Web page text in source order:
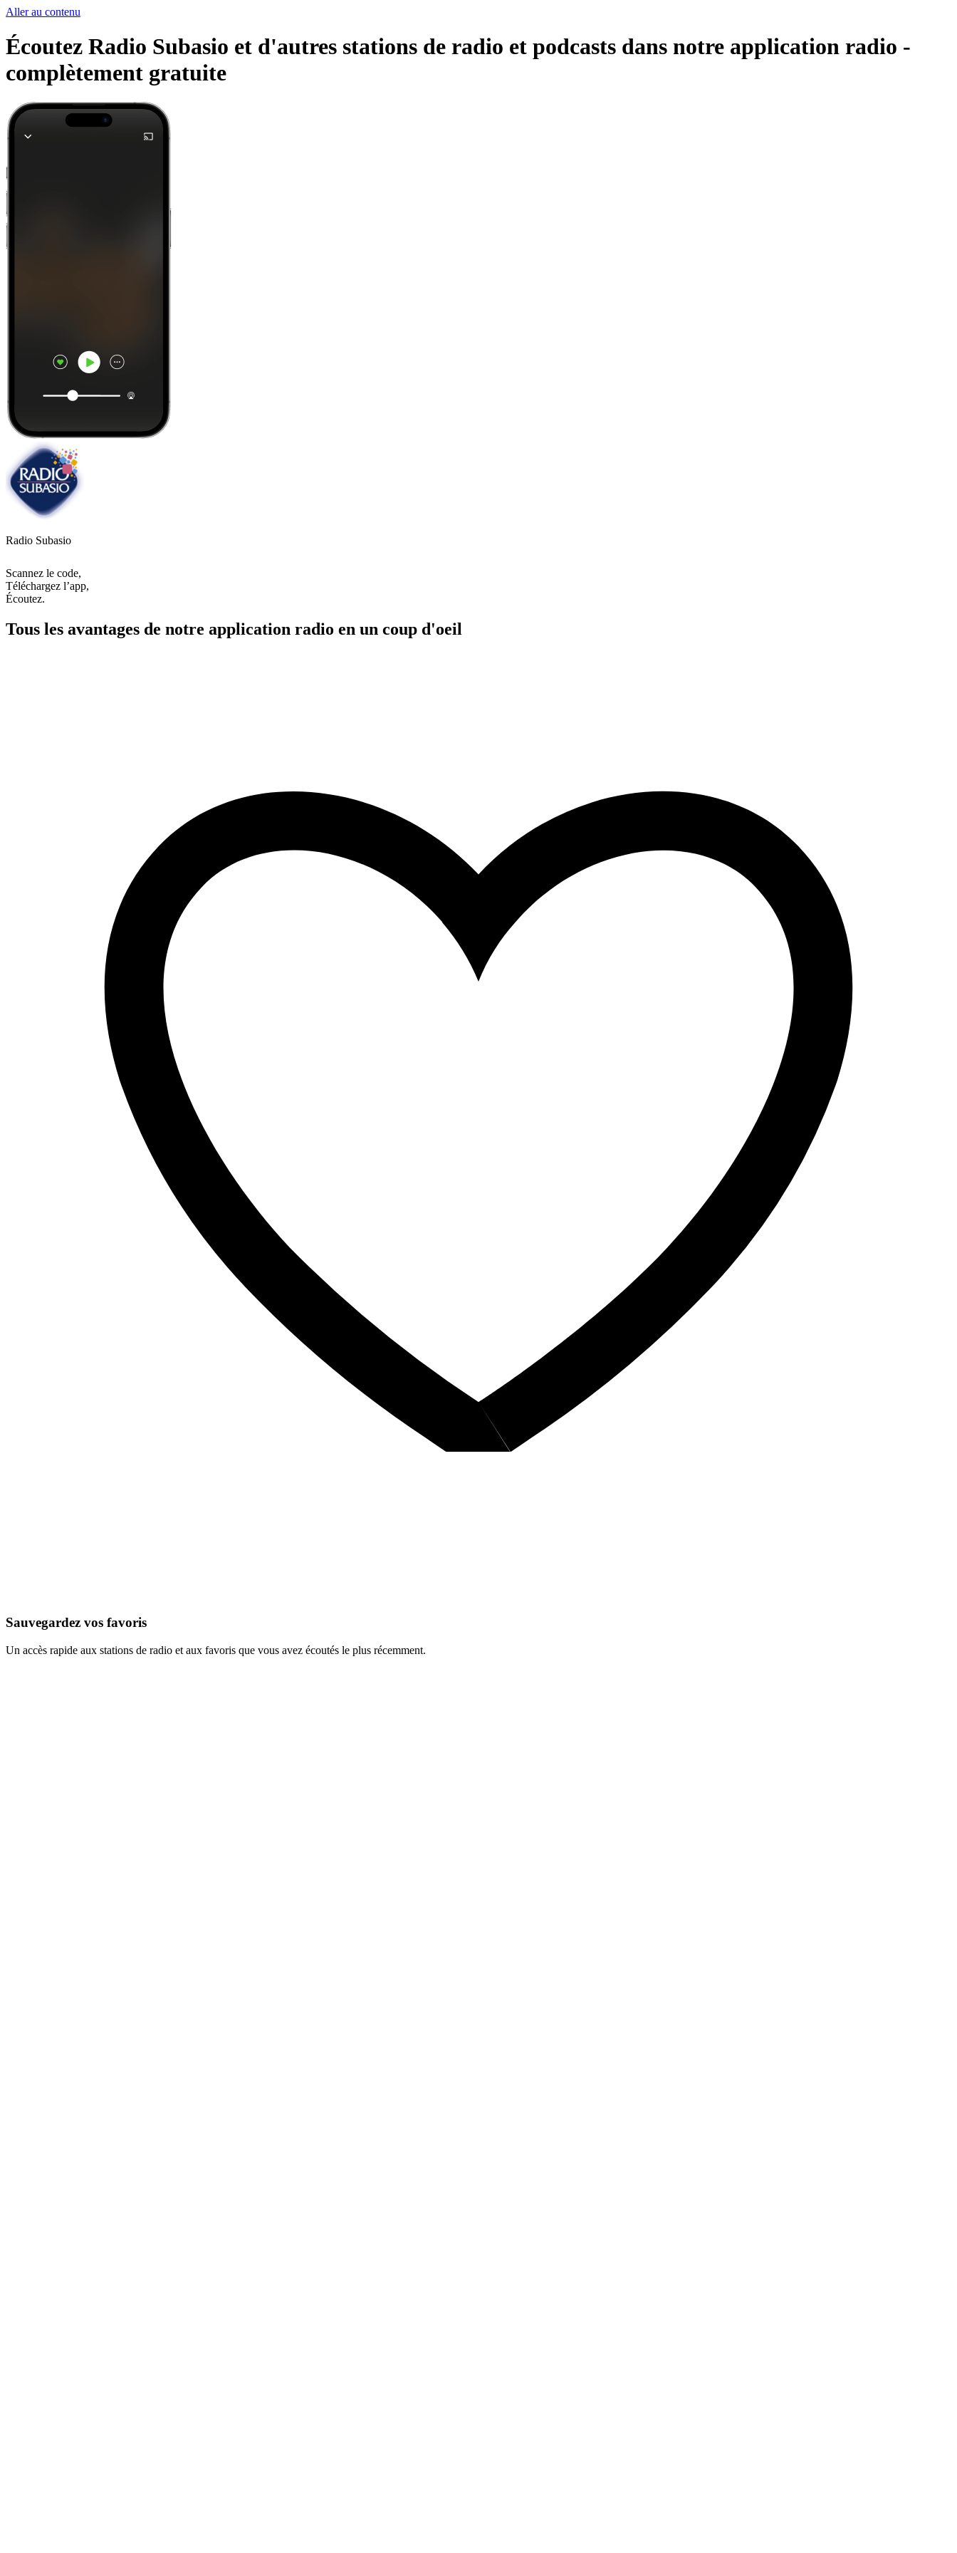
Aller au contenu
Écoutez Radio Subasio et d'autres stations de radio et podcasts dans notre application radio -
complètement gratuite
Radio Subasio
Scannez le code,
Téléchargez l’app,
Écoutez.
Tous les avantages de notre application radio en un coup d'oeil
Sauvegardez vos favoris
Un accès rapide aux stations de radio et aux favoris que vous avez écoutés le plus récemment.